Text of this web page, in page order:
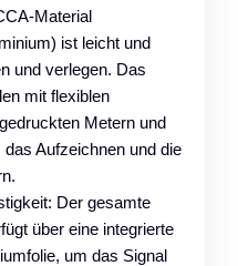
Material
ist leicht und
und verlegen. Das
mit flexiblen
Metern und
Aufzeichnen und die
Der gesamte
über eine integrierte
um das Signal